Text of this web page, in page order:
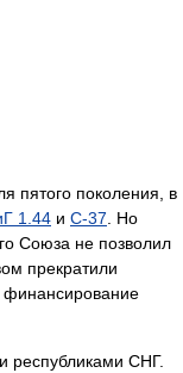
пятого поколения, в
1.44 и С-37 . Но
Союза не позволил
прекратили
республиками СНГ.